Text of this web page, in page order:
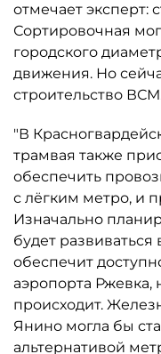
отмечает
Сортировочная
городского
движения. Но
строительство
"В
трамвая также
обеспечить
с лёгким метро, и
Изначально
будет
обеспечит
аэропорта Ржевка,
происходит.
Янино могла бы
альтернативой